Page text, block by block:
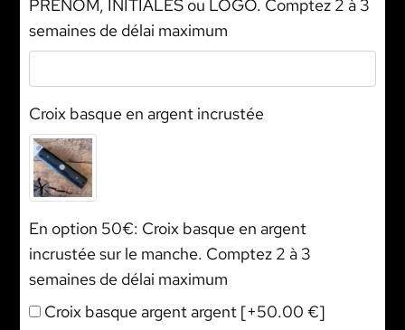
PRÉNOM, INITIALES ou LOGO. Comptez 2 à 3
semaines de délai maximum
Croix basque en argent incrustée
En option 50€: Croix basque en argent
incrustée sur le manche. Comptez 2 à 3
semaines de délai maximum
Croix basque argent argent [+50.00 €]